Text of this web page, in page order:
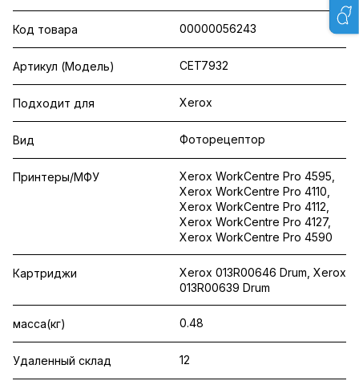
Код товара 00000056243
Артикул (Модель) CET7932
Подходит для Xerox
Вид Фоторецептор
Принтеры/МФУ
Xerox WorkCentre Pro 4595,
Xerox WorkCentre Pro 4110,
Xerox WorkCentre Pro 4112,
Xerox WorkCentre Pro 4127,
Xerox WorkCentre Pro 4590
Картриджи
Xerox 013R00646 Drum, Xerox
013R00639 Drum
масса(кг) 0.48
Удаленный склад 12